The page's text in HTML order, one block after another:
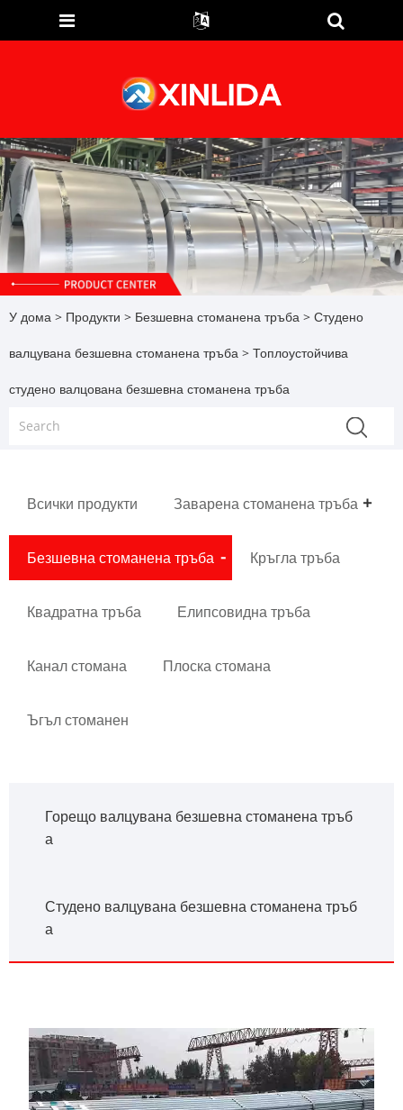
У дома > Продукти > Безшевна стоманена тръба > Студено
валцувана безшевна стоманена тръба > Топлоустойчива
студено валцована безшевна стоманена тръба
Всички продукти Заварена стоманена тръба
Безшевна стоманена тръба Кръгла тръба
Квадратна тръба Елипсовидна тръба
Канал стомана Плоска стомана
Ъгъл стоманен
Горещо валцувана безшевна стоманена тръб
а
Студено валцувана безшевна стоманена тръб
а